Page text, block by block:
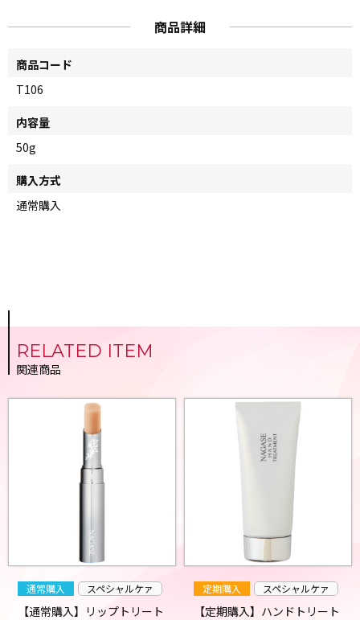
商品詳細
商品コード
T106
内容量
50g
購入方式
通常購入
RELATED ITEM
関連商品
通常購入 スペシャルケァ
【通常購入】リップトリート
定期購入 スペシャルケァ
【定期購入】ハンドトリート